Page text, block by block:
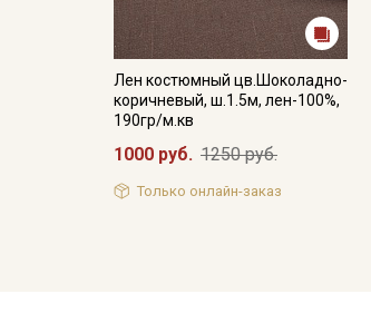
Лен костюмный цв.Шоколадно-
коричневый, ш.1.5м, лен-100%,
190гр/м.кв
1000 руб. 1250 руб.
Только онлайн-заказ